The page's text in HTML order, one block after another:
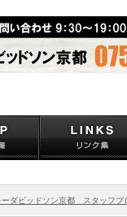
ーダビッドソン京都 スタッフブ